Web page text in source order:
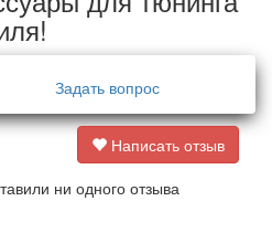
Задать вопрос
Написать отзыв
ни одного отзыва